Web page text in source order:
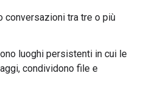
conversazioni tra tre o più
luoghi persistenti in cui le
condividono file e